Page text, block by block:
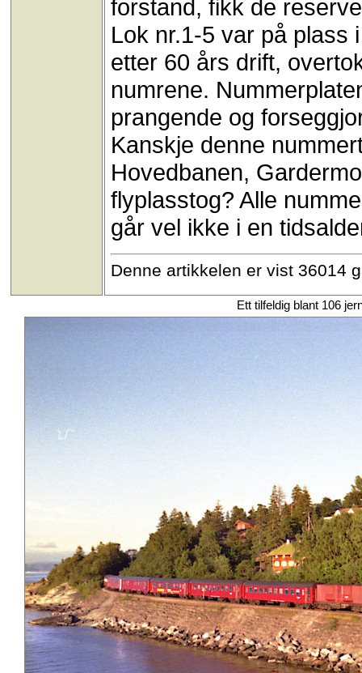
forstand, fikk de
Lok nr.1-5 var på plass
etter 60 års drift,
numrene.
prangende og
Kanskje denne
Hovedbanen,
flyplasstog? Alle
går vel ikke i en
Denne artikkelen er vist 36014
Ett tilfeldig blant 106